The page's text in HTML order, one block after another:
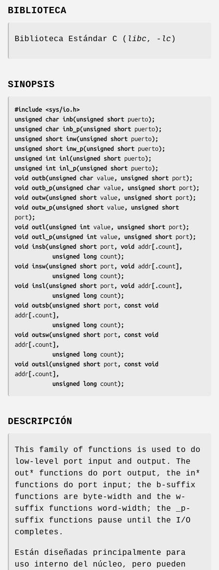
BIBLIOTECA
Biblioteca Estándar C ( libc, -lc )
SINOPSIS
#include <sys/io.h>
unsigned char inb(unsigned short puerto);
unsigned char inb_p(unsigned short puerto);
unsigned short inw(unsigned short puerto);
unsigned short inw_p(unsigned short puerto);
unsigned int inl(unsigned short puerto);
unsigned int inl_p(unsigned short puerto);
void outb(unsigned char value , unsigned short port);
void outb_p(unsigned char value , unsigned short port);
void outw(unsigned short value , unsigned short port);
void outw_p(unsigned short value
port);
void outl(unsigned int value , unsigned short port);
void outl_p(unsigned int value , unsigned short port);
void insb(unsigned short port , void addr[. count],
           unsigned long
count);
void insw(unsigned short port , void addr[. count],
           unsigned long
count);
void insl(unsigned short port , void addr[. count],
           unsigned long
count);
void outsb(unsigned short port
addr[. count],
           unsigned long
count);
void outsw(unsigned short port
addr[. count],
           unsigned long
count);
void outsl(unsigned short port
addr[. count],
           unsigned long
count);
DESCRIPCIÓN
This family of functions is used to do
low-level port input and output. The
out* functions do port output, the in*
functions do port input; the b-suffix
functions are byte-width and the w-
suffix functions word-width; the _p-
suffix functions pause until the I/O
completes.
Están diseñadas principalmente para
uso interno del núcleo, pero pueden